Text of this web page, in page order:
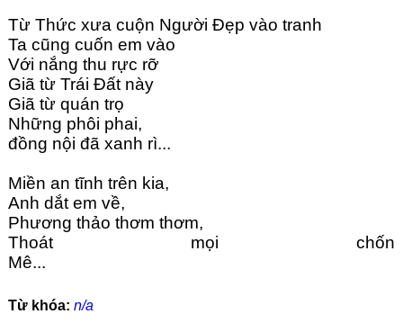
Từ Thức xưa cuộn Người Đẹp vào tranh
Ta cũng cuốn em vào
Với nắng thu rực rỡ
Giã từ Trái Đất này
Giã từ quán trọ
Những phôi phai,
đồng nội đã xanh rì...
Miền an tĩnh trên kia,
Anh dắt em về,
Phương thảo thơm thơm,
Thoát mọi chốn
Mê...
Từ khóa: n/a